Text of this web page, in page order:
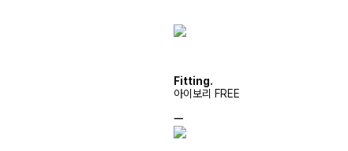
Fitting.
아이보리 FREE
ㅡ